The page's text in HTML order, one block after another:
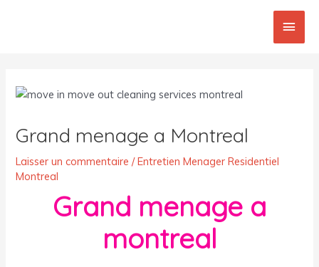
Grand menage a Montreal
Laisser un commentaire /Entretien Menager Residentiel
Montreal
Grand menage a
montreal